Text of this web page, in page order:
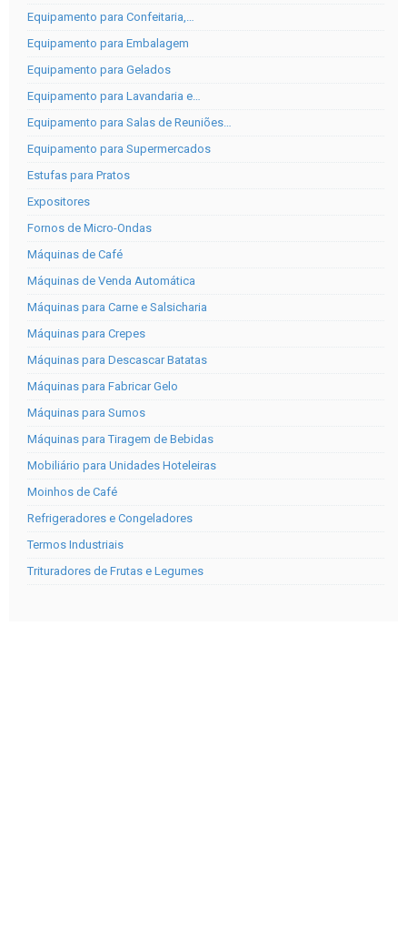
Equipamento para Confeitaria,…
Equipamento para Embalagem
Equipamento para Gelados
Equipamento para Lavandaria e…
Equipamento para Salas de Reuniões…
Equipamento para Supermercados
Estufas para Pratos
Expositores
Fornos de Micro-Ondas
Máquinas de Café
Máquinas de Venda Automática
Máquinas para Carne e Salsicharia
Máquinas para Crepes
Máquinas para Descascar Batatas
Máquinas para Fabricar Gelo
Máquinas para Sumos
Máquinas para Tiragem de Bebidas
Mobiliário para Unidades Hoteleiras
Moinhos de Café
Refrigeradores e Congeladores
Termos Industriais
Trituradores de Frutas e Legumes